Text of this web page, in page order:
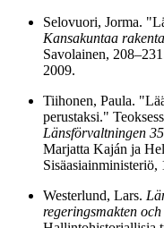
Selovuori, Jorma.
Kansakuntaa
Savolainen,
2009.
Tiihonen, Paula.
perustaksi."
Länsförvaltningen
Marjatta Kaján ja
Sisäasiainministeriö,
Westerlund, Lars.
regeringsmakten